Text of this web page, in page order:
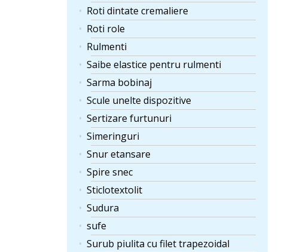
Roti dintate cremaliere
Roti role
Rulmenti
Saibe elastice pentru rulmenti
Sarma bobinaj
Scule unelte dispozitive
Sertizare furtunuri
Simeringuri
Snur etansare
Spire snec
Sticlotextolit
Sudura
sufe
Surub piulita cu filet trapezoidal